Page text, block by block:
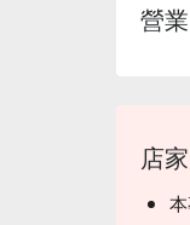
營
店